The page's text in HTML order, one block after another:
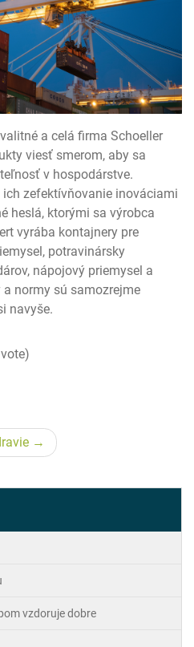
a celá firma Schoeller
viesť smerom, aby sa
v hospodárstve.
zefektívňovanie inováciami
heslá, ktorými sa výrobca
vyrába kontajnery pre
potravinársky
nápojový priemysel a
normy sú samozrejme
navyše.
vzdoruje dobre